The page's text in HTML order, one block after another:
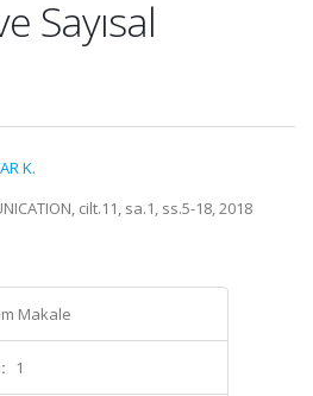
Sayısal
K.
cilt.11, sa.1, ss.5-18, 2018
Makale
1